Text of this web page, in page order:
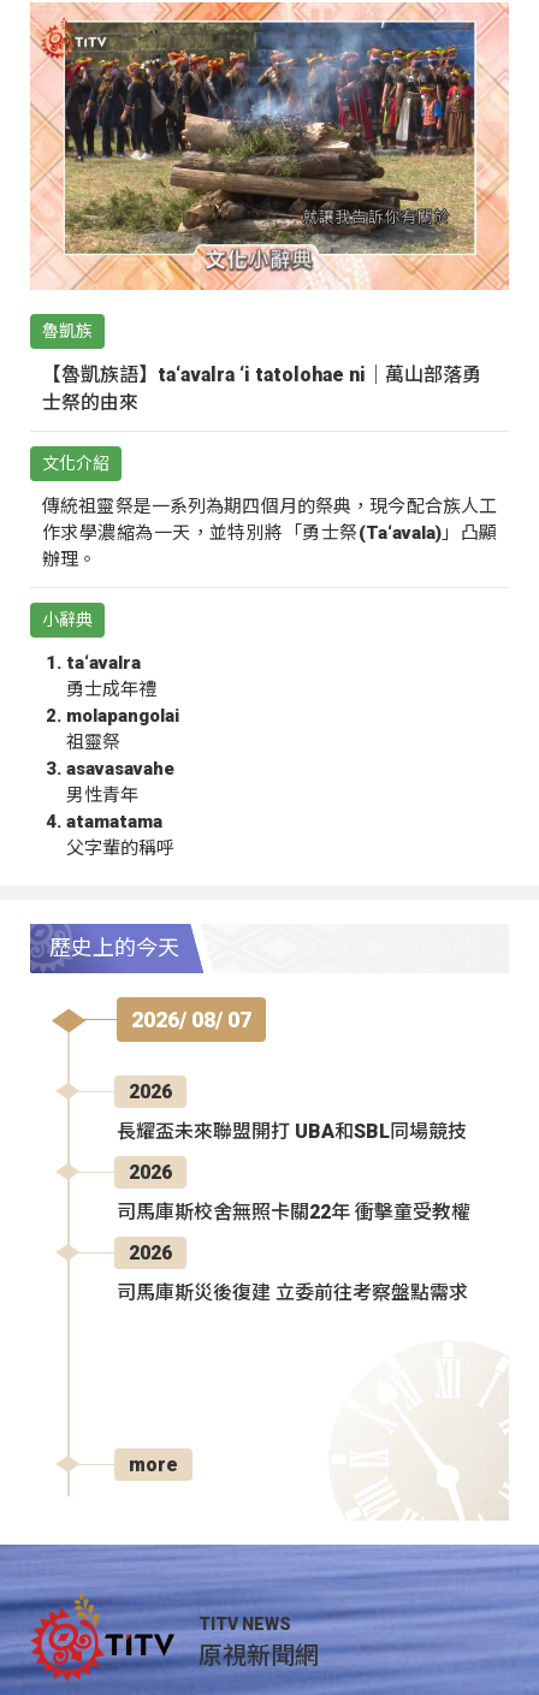
魯凱族
【魯凱族語】ta‘avalra ‘i tatolohae ni｜萬山部落勇
士祭的由來
文化介紹
傳統祖靈祭是一系列為期四個月的祭典，現今配合族人工
作求學濃縮為一天，並特別將「勇士祭(Ta‘avala)」凸顯
辦理。
小辭典
ta‘avalra
勇士成年禮
molapangolai
祖靈祭
asavasavahe
男性青年
atamatama
父字輩的稱呼
歷史上的今天
2026/ 08/ 07
2026
長耀盃未來聯盟開打 UBA和SBL同場競技
2026
司馬庫斯校舍無照卡關22年 衝擊童受教權
2026
司馬庫斯災後復建 立委前往考察盤點需求
more
TITV NEWS
原視新聞網